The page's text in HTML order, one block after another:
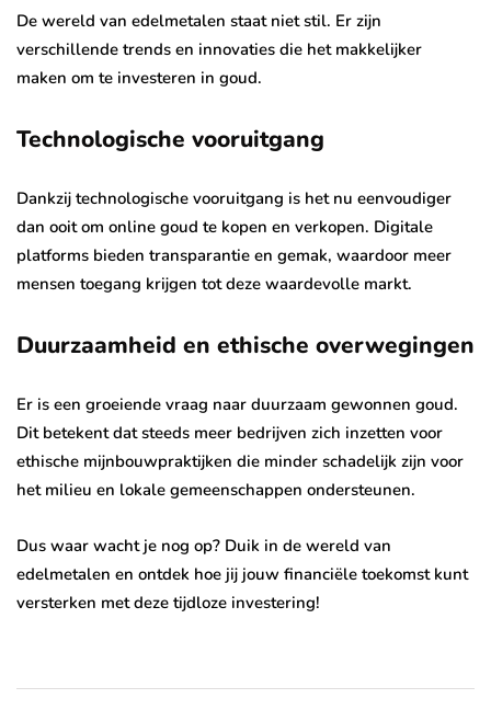
De wereld van edelmetalen staat niet stil. Er zijn
verschillende trends en innovaties die het makkelijker
maken om te investeren in goud.
Technologische vooruitgang
Dankzij technologische vooruitgang is het nu eenvoudiger
dan ooit om online goud te kopen en verkopen. Digitale
platforms bieden transparantie en gemak, waardoor meer
mensen toegang krijgen tot deze waardevolle markt.
Duurzaamheid en ethische overwegingen
Er is een groeiende vraag naar duurzaam gewonnen goud.
Dit betekent dat steeds meer bedrijven zich inzetten voor
ethische mijnbouwpraktijken die minder schadelijk zijn voor
het milieu en lokale gemeenschappen ondersteunen.
Dus waar wacht je nog op? Duik in de wereld van
edelmetalen en ontdek hoe jij jouw financiële toekomst kunt
versterken met deze tijdloze investering!